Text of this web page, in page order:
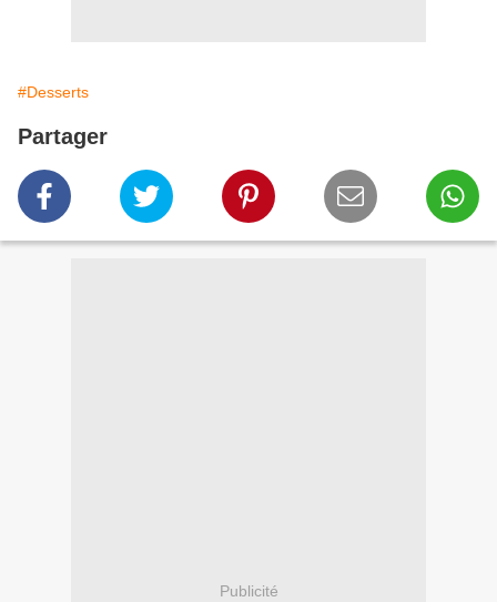
#Desserts
Partager
Publicité